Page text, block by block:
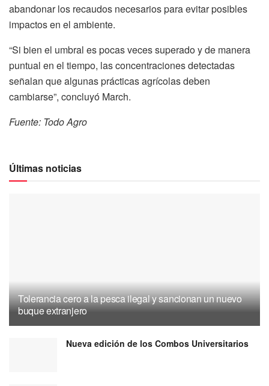
abandonar los recaudos necesarios para evitar posibles
impactos en el ambiente.
“Si bien el umbral es pocas veces superado y de manera
puntual en el tiempo, las concentraciones detectadas
señalan que algunas prácticas agrícolas deben
cambiarse”, concluyó March.
Fuente: Todo Agro
Últimas noticias
Tolerancia cero a la pesca ilegal y sancionan un nuevo
buque extranjero
Nueva edición de los Combos Universitarios